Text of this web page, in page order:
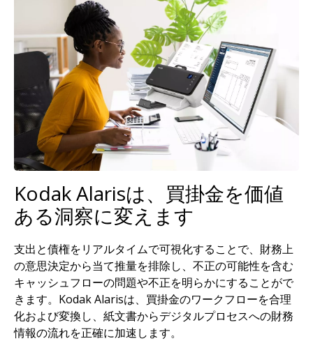
Kodak Alarisは、買掛金を価値
ある洞察に変えます
支出と債権をリアルタイムで可視化することで、財務上
の意思決定から当て推量を排除し、不正の可能性を含む
キャッシュフローの問題や不正を明らかにすることがで
きます。Kodak Alarisは、買掛金のワークフローを合理
化および変換し、紙文書からデジタルプロセスへの財務
情報の流れを正確に加速します。